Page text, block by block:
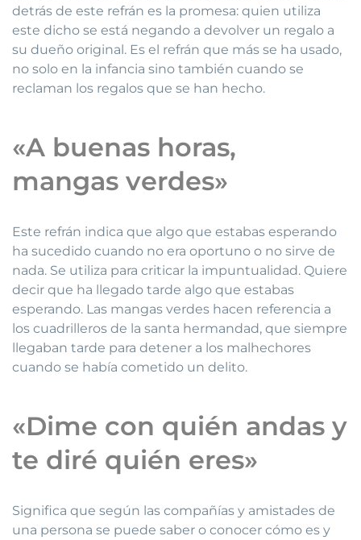
detrás de este refrán es la promesa: quien utiliza
este dicho se está negando a devolver un regalo a
su dueño original. Es el refrán que más se ha usado,
no solo en la infancia sino también cuando se
reclaman los regalos que se han hecho.
«A buenas horas,
mangas verdes»
Este refrán indica que algo que estabas esperando
ha sucedido cuando no era oportuno o no sirve de
nada. Se utiliza para criticar la impuntualidad. Quiere
decir que ha llegado tarde algo que estabas
esperando. Las mangas verdes hacen referencia a
los cuadrilleros de la santa hermandad, que siempre
llegaban tarde para detener a los malhechores
cuando se había cometido un delito.
«Dime con quién andas y
te diré quién eres»
Significa que según las compañías y amistades de
una persona se puede saber o conocer cómo es y